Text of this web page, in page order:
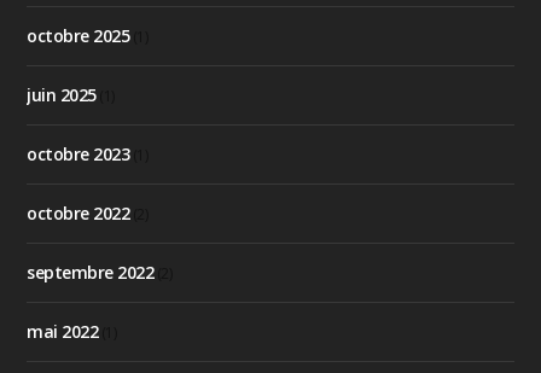
octobre 2025(1)
juin 2025(1)
octobre 2023(1)
octobre 2022(2)
septembre 2022(2)
mai 2022(1)